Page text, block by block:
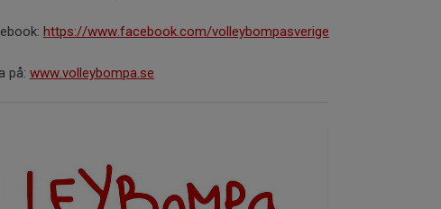
https://www.facebook.com/volleybompasverige
på: www.volleybompa.se